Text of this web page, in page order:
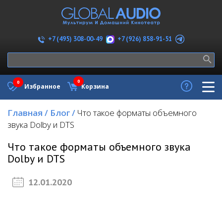
+7 (495) 308-00-49 +7 (926) 858-91-51
Избранное
0
Корзина
0
Главная / Блог/ Что такое форматы объемного
звука Dolby и DTS
Что такое форматы объемного звука
Dolby и DTS
12.01.2020